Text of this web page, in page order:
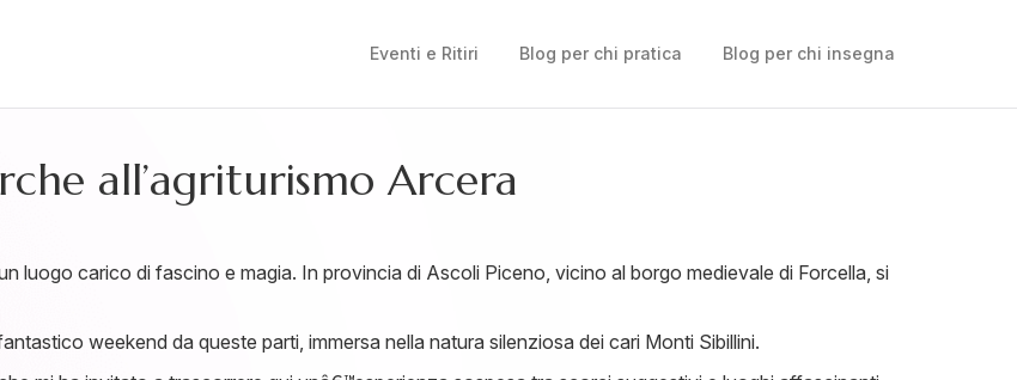
Eventi e Ritiri Blog per chi pratica Blog per chi insegna
all’agriturismo Arcera
luogo carico di fascino e magia. In provincia di Ascoli Piceno, vicino al borgo medievale di Forcella, si
weekend da queste parti, immersa nella natura silenziosa dei cari Monti Sibillini.